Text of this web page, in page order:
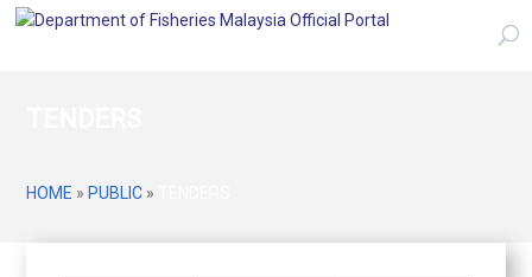
HOME » PUBLIC »